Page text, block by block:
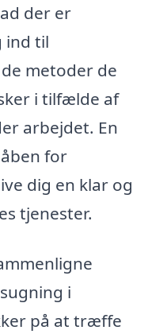
der er
ind til
metoder de
i tilfælde af
arbejdet. En
for
dig en klar og
tjenester.
i
på at træffe